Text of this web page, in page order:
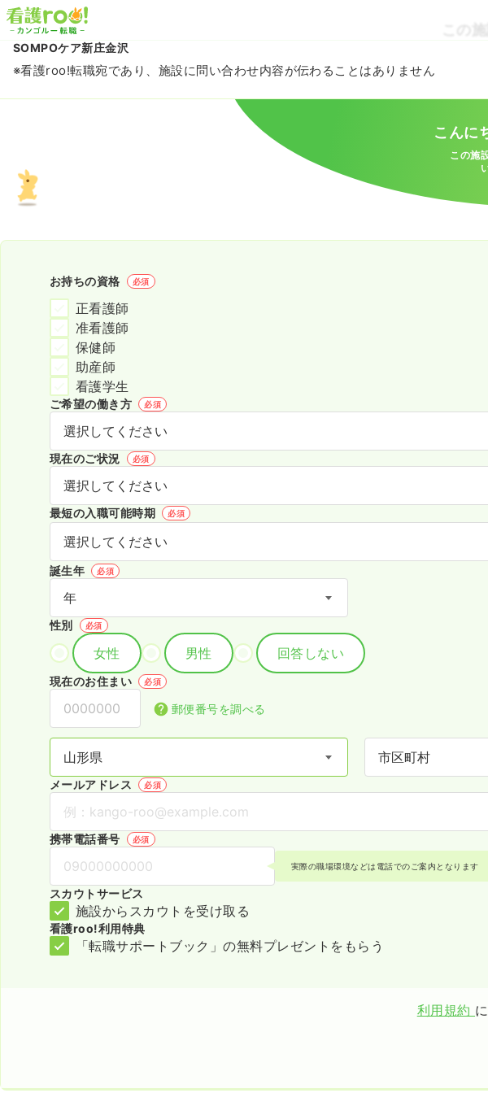
この
SOMPOケア新庄金沢
※看護roo!転職宛であり、施設に問い合わせ内容が伝わることはありません
こんに
この施
お持ちの資格 必須
正看護師
准看護師
保健師
助産師
看護学生
ご希望の働き方 必須
現在のご状況 必須
最短の入職可能時期 必須
誕生年 必須
性別 必須
女性 男性 回答しない
現在のお住まい 必須
郵便番号を調べる
メールアドレス 必須
携帯電話番号 必須
実際の職場環境などは電話でのご案内となります
スカウトサービス
施設からスカウトを受け取る
看護roo!利用特典
「転職サポートブック」の無料プレゼントをもらう
利用規約